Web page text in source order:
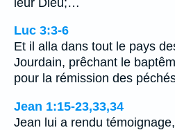
Luc 3:3-6
Et il alla dans tout le pays
Jourdain, prêchant le
pour la rémission des
Jean 1:15-23,33,34
Jean lui a rendu